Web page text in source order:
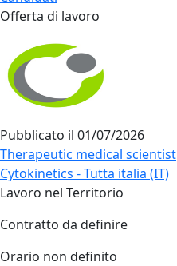
Offerta di lavoro
Pubblicato il 01/07/2026
Therapeutic medical scientist
Cytokinetics - Tutta italia (IT)
Lavoro nel Territorio
Contratto da definire
Orario non definito